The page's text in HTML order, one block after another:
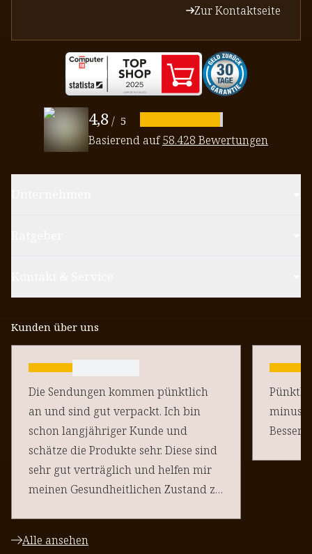
Zur Kontaktseite
4,8/ 5
Basierend auf58.428 Bewertungen
Kunden über uns
Die Sendungen kommen pünktlich
an und sind gut verpackt. Ich bin
schon langjähriger Kunde und
schätze die Produkte sehr. Diese sind
sehr gut verträglich und helfen mir
meinen Gesundheitlichen Zustand zu
Pünktlich
minus
Alle ansehen